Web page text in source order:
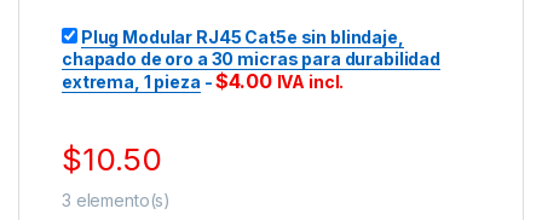
Plug Modular RJ45 Cat5e sin blindaje,
chapado de oro a 30 micras para durabilidad
extrema, 1 pieza -$4.00 IVA incl.
$10.50
3 elemento(s)